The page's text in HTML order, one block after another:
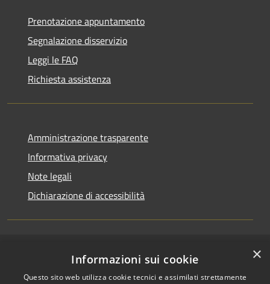
Prenotazione appuntamento
Segnalazione disservizio
Leggi le FAQ
Richiesta assistenza
Amministrazione trasparente
Informativa privacy
Note legali
Dichiarazione di accessibilità
Accessibilità
Accesso redazione ×
Informazioni sui cookie
Questo sito web utilizza cookie tecnici e assimilati strettamente